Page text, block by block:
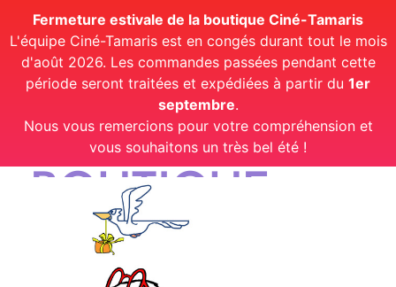
Fermeture estivale de la boutique Ciné-Tamaris
L'équipe Ciné-Tamaris est en congés durant tout le mois
d'août 2026. Les commandes passées pendant cette
période seront traitées et expédiées à partir du 1er
septembre.
Nous vous remercions pour votre compréhension et
vous souhaitons un très bel été !
BOUTIQUE